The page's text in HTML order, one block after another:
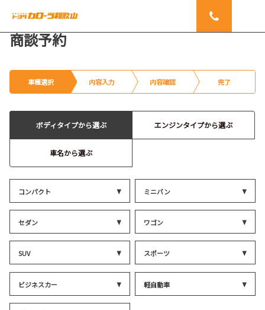
商談予約
車種選択 内容入力 内容確認 完了
ボディタイプから選ぶ エンジンタイプから選ぶ
車名から選ぶ
コンパクト ミニバン
セダン ワゴン
SUV スポーツ
ビジネスカー 軽自動車